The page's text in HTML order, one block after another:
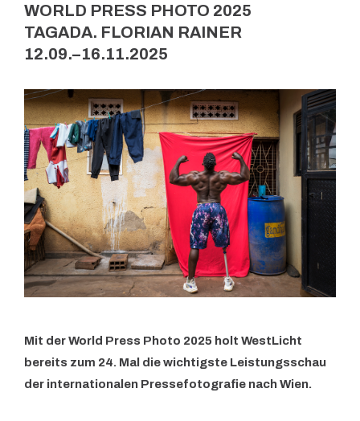
WORLD PRESS PHOTO 2025
TAGADA. FLORIAN RAINER
12.09.–16.11.2025
Mit der World Press Photo 2025 holt WestLicht
bereits zum 24. Mal die wichtigste Leistungsschau
der internationalen Pressefotografie nach Wien.